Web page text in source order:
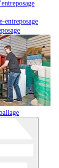
entreposage